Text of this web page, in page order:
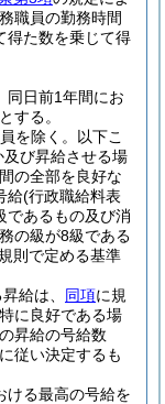
職員の勤務時間
得た数を乗じて得
同日前1年間にお
する。
を除く。以下こ
び昇給させる場
の全部を良好な
給(行政職給料表
であるもの及び消
の級が8級である
則で定める基準
給は、 同項に規
に良好である場
昇給の号給数
従い決定するも
ける最高の号給を